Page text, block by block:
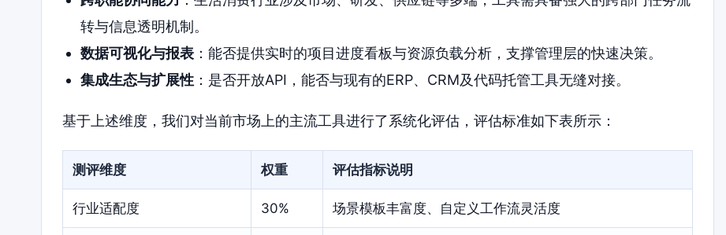
转与信息透明机制。
数据可视化与报表：能否提供实时的项目进度看板与资源负载分析，支撑管理层的快速决策。
集成生态与扩展性：是否开放API，能否与现有的ERP、CRM及代码托管工具无缝对接。
基于上述维度，我们对当前市场上的主流工具进行了系统化评估，评估标准如下表所示：
测评维度 权重 评估指标说明
行业适配度 30% 场景模板丰富度、自定义工作流灵活度